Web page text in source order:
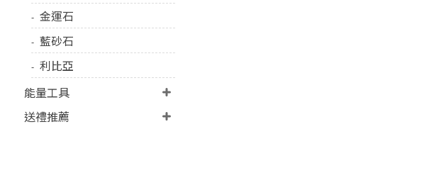
金運石
藍砂石
利比亞
能量工具
送禮推薦